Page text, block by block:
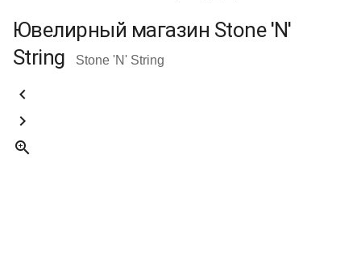
Ювелирный магазин Stone 'N'
String
Stone 'N' String


